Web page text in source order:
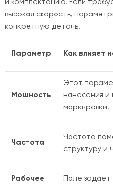
высокая скорость,
конкретную деталь.
Параметр Как влияет
Мощность
Этот
нанесения и
маркировки.
Частота
Частота
структуру и
Рабочее
Поле задает